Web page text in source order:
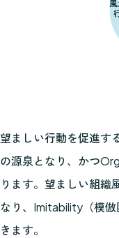
望ましい行動を促進す
の源泉となり、かつ
ります。望ましい組織
なり、Imitability（模
きます。